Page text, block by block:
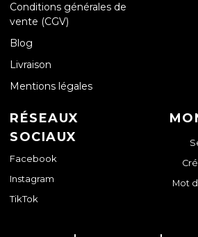
Conditions générales de
vente (CGV)
Blog
Livraison
Mentions légales
RÉSEAUX
SOCIAUX
Facebook
Instagram
TikTok
Mot